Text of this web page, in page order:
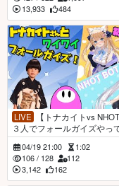
13,933
484
LIVE
３人でフォールガイズやっ
04/19 21:00
1:02
106/ 128
112
3,142
162